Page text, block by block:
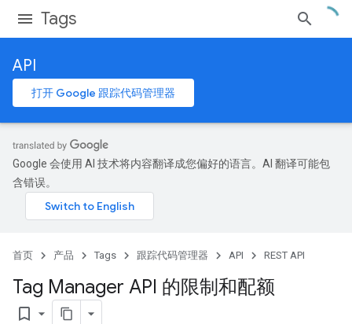
Tags
API
打开 Google 跟踪代码管理器
Google 会使用 AI 技术将内容翻译成您偏好的语言。AI 翻译可能包
含错误。
首页 产品 Tags 跟踪代码管理器 API REST API
Tag Manager API 的限制和配额
bookmark_border